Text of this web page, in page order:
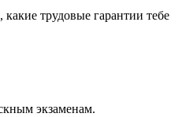
трудовые гарантии тебе
экзаменам.